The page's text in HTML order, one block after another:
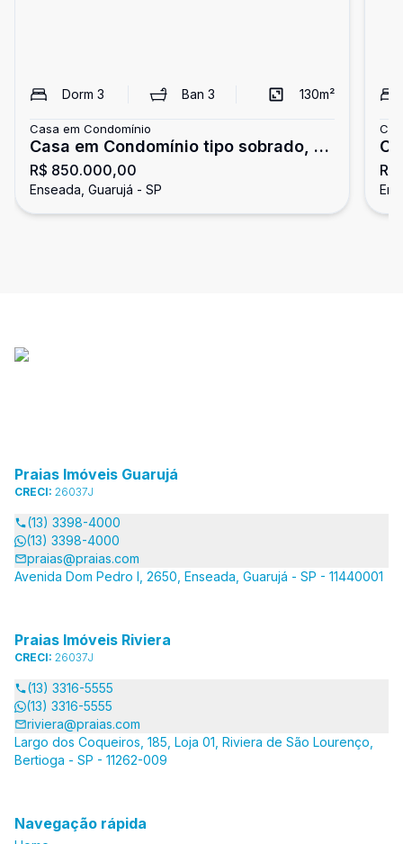
Dorm 3 Ban3 130m²
Casa em Condomínio
Casa em Condomínio tipo sobrado, 3
dormitórios, Enseada, Guarujá
R$ 850.000,00
Enseada, Guarujá - SP
Praias Imóveis Guarujá
CRECI: 26037J
(13) 3398-4000
(13) 3398-4000
praias@praias.com
Avenida Dom Pedro I, 2650, Enseada, Guarujá - SP - 11440001
Praias Imóveis Riviera
CRECI: 26037J
(13) 3316-5555
(13) 3316-5555
riviera@praias.com
Largo dos Coqueiros, 185, Loja 01, Riviera de São Lourenço,
Bertioga - SP - 11262-009
Navegação rápida